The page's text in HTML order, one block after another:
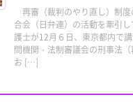
再審（裁判のやり直し）制
合会（日弁連）の活動を牽引
護士が12月６日、東京都内で
問機関・法制審議会の刑事法
お […]